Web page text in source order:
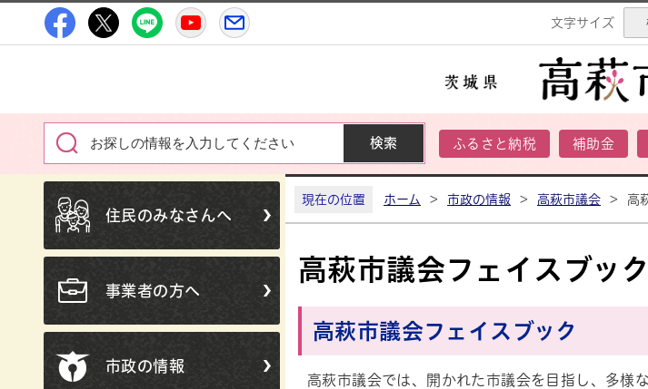
高萩市公式Facebook
高萩市公式X高萩市公式LINE
高萩市YouTube公式チャンネル 文字サイズ
ふるさと納税 補助金
住民のみなさんへ
事業者の方へ
市政の情報
現在の位置 ホーム > 市政の情報 > 高萩市議会 > 高
高萩市議会フェイスブッ
高萩市議会フェイスブック
高萩市議会では、開かれた市議会を目指し、多様